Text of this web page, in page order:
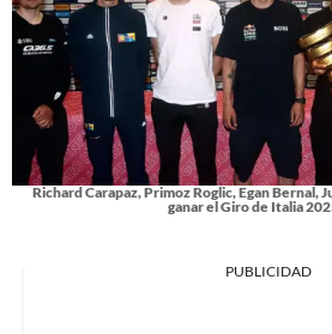
Richard Carapaz, Primoz Roglic, Egan Bernal,
ganar el Giro de Italia
PUBLICIDAD